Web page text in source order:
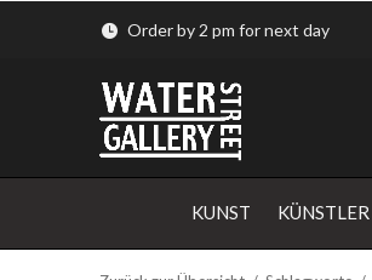
KUNST KÜNSTLER
Order by 2 pm for next day